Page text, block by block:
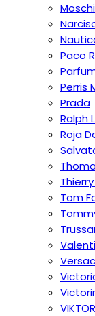
Paco
Perris
Prada
Ralph
Roja
Tom